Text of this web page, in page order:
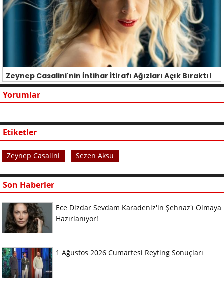
Zeynep Casalini'nin İntihar İtirafı Ağızları Açık Bıraktı!
Yorumlar
Etiketler
Zeynep Casalini Sezen Aksu
Son Haberler
Ece Dizdar Sevdam Karadeniz'in Şehnaz'ı Olmaya
Hazırlanıyor!
1 Ağustos 2026 Cumartesi Reyting Sonuçları